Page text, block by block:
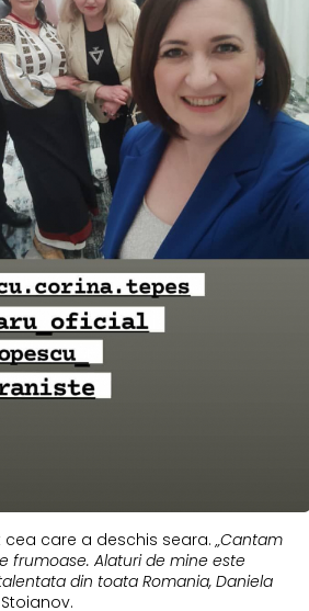
cea care a deschis seara. „Cantam
frumoase. Alaturi de mine este
din toata Romania, Daniela